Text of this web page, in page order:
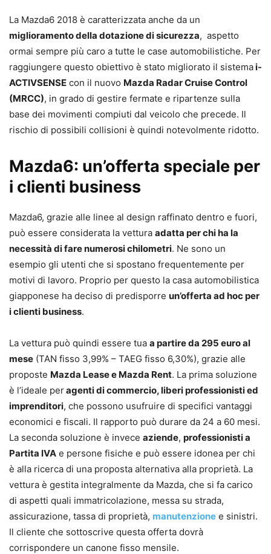
La Mazda6 2018 è caratterizzata anche da un
miglioramento della dotazione di sicurezza, aspetto
ormai sempre più caro a tutte le case automobilistiche. Per
raggiungere questo obiettivo è stato migliorato il sistemai-
ACTIVSENSE con il nuovo Mazda Radar Cruise Control
(MRCC), in grado di gestire fermate e ripartenze sulla
base dei movimenti compiuti dal veicolo che precede. Il
rischio di possibili collisioni è quindi notevolmente ridotto.
Mazda6: un’offerta speciale per
i clienti business
Mazda6, grazie alle linee al design raffinato dentro e fuori,
può essere considerata la vettura adatta per chi ha la
necessità di fare numerosi chilometri. Ne sono un
esempio gli utenti che si spostano frequentemente per
motivi di lavoro. Proprio per questo la casa automobilistica
giapponese ha deciso di predisporre un’offerta ad hoc per
i clienti business.
La vettura può quindi essere tua a partire da 295 euro al
mese (TAN fisso 3,99% – TAEG fisso 6,30%), grazie alle
proposte Mazda Lease e Mazda Rent. La prima soluzione
è l’ideale peragenti di commercio, liberi professionisti ed
imprenditori, che possono usufruire di specifici vantaggi
economici e fiscali. Il rapporto può durare da 24 a 60 mesi.
La seconda soluzione è invece aziende, professionisti a
Partita IVA e persone fisiche e può essere idonea per chi
è alla ricerca di una proposta alternativa alla proprietà. La
vettura è gestita integralmente da Mazda, che si fa carico
di aspetti quali immatricolazione, messa su strada,
assicurazione, tassa di proprietà, manutenzione e sinistri.
Il cliente che sottoscrive questa offerta dovrà
corrispondere un canone fisso mensile.